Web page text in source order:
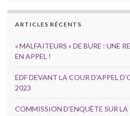
ARTICLES RÉCENTS
« MALFAITEURS » DE BURE : UNE
EN APPEL !
EDF DEVANT LA COUR D’APPEL
2023
COMMISSION D’ENQUÊTE SUR LA